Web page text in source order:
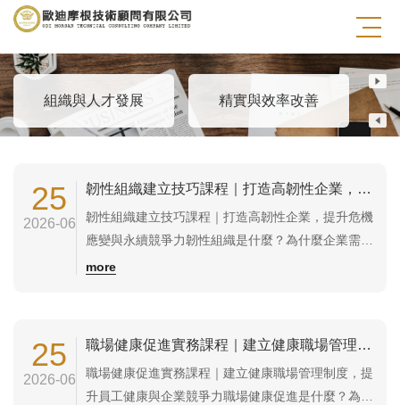
健康職場與心理安全
組織與人才發展 精實與效率改善 自
25
2026-06
韌性組織建立技巧課程｜打造高韌性企業，提升危機應變與永續競爭力
韌性組織建立技巧課程｜打造高韌性企業，提升危機
應變與永續競爭力韌性組織是什麼？為什麼企業需要
建立韌性組織？韌性組織（Organizational
的韌性不只是危機處理，更包含...
more
25
2026-06
職場健康促進實務課程｜建立健康職場管理制度，提升員工健康與企業競爭力
職場健康促進實務課程｜建立健康職場管理制度，提
升員工健康與企業競爭力職場健康促進是什麼？為什